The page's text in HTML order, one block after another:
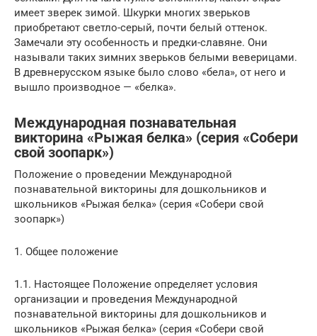
имеет зверек зимой. Шкурки многих зверьков
приобретают светло-серый, почти белый оттенок.
Замечали эту особенность и предки-славяне. Они
называли таких зимних зверьков белыми веверицами.
В древнерусском языке было слово «бела», от него и
вышло производное — «белка».
Международная познавательная
викторина «Рыжая белка» (серия «Собери
свой зоопарк»)
Положение о проведении Международной
познавательной викторины для дошкольников и
школьников «Рыжая белка» (серия «Собери свой
зоопарк»)
1. Общее положение
1.1. Настоящее Положение определяет условия
организации и проведения Международной
познавательной викторины для дошкольников и
школьников «Рыжая белка» (серия «Собери свой